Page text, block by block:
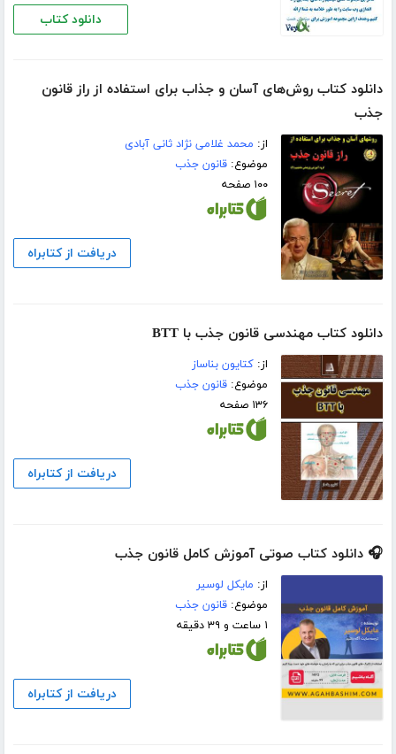
دانلود کتاب
دانلود کتاب روش‌های آسان و جذاب برای استفاده از راز قانون
جذب
از: محمد غلامی نژاد ثانی آبادی
موضوع:قانون جذب
۱۰۰ صفحه
دریافت از کتابراه
دانلود کتاب مهندسی قانون جذب با BTT
از:کتایون بناساز
موضوع:قانون جذب
۱۳۶ صفحه
دریافت از کتابراه
🎧 دانلود کتاب صوتی آموزش کامل قانون جذب
از: مایکل لوسیر
موضوع:قانون جذب
۱ ساعت و ۳۹ دقیقه
دریافت از کتابراه